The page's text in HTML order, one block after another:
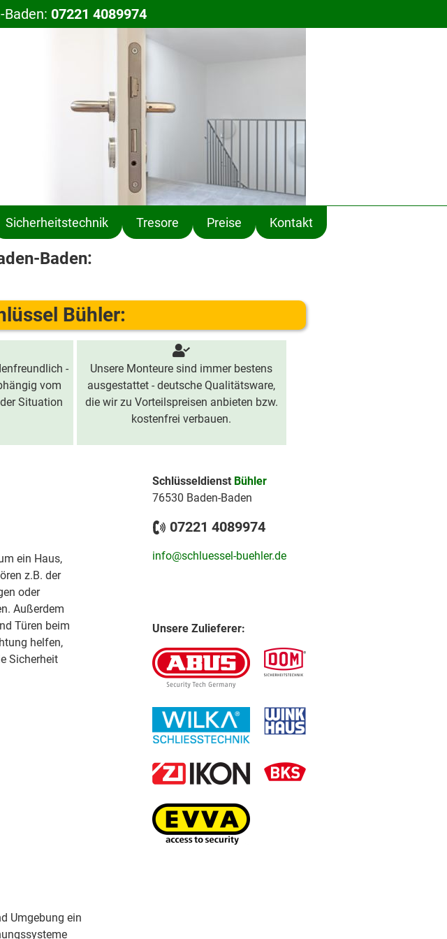
07221 4089974
Sicherheitstechnik Tresore Preise Kontakt
Baden:
Bühler:
-
vom
Situation
Unsere Monteure sind immer bestens
ausgestattet - deutsche Qualitätsware,
die wir zu Vorteilspreisen anbieten bzw.
kostenfrei verbauen.
ein Haus,
z.B. der
oder
Außerdem
Türen beim
helfen,
Sicherheit
Umgebung ein
Schlüsseldienst Bühler
76530 Baden-Baden
07221 4089974
info@schluessel-buehler.de
Unsere Zulieferer: